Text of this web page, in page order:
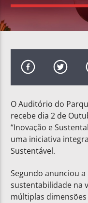
O Auditório do
recebe dia 2 de
“Inovação e
uma iniciativa
Sustentável.
Segundo anunciou a
sustentabilidade na
múltiplas dimensões